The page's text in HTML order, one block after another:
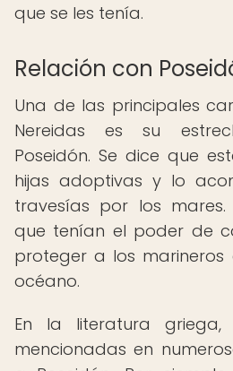
que se les tenía.
Relación con
Una de las principales
Nereidas es su
Poseidón. Se dice que
hijas adoptivas y lo
travesías por los
que tenían el poder de
proteger a los marineros
océano.
En la literatura griega,
mencionadas en